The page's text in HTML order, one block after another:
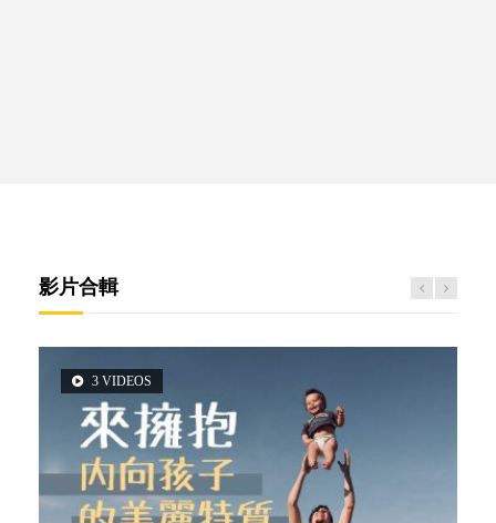
影片合輯
3 VIDEOS
5 VIDEOS
2 VIDEOS
6 VIDEOS
6 VIDEOS